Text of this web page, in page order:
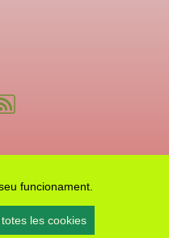
funcionament.
les cookies